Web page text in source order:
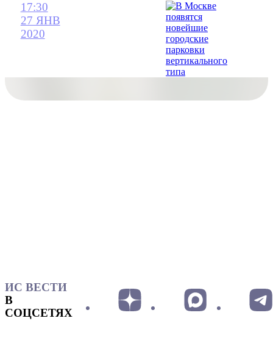
17:30
27 ЯНВ
2020
ИС ВЕСТИ
В
СОЦСЕТЯХ